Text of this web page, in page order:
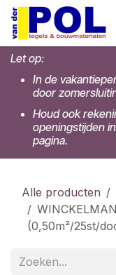
Overslaan naar inhoud
Let op:
In de
door
Houd ook
openingstijden
pagina.
Alle producten
(0,50m²/25st/